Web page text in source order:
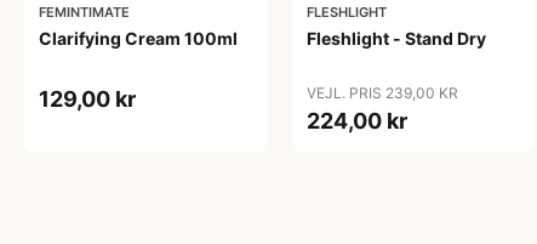
FEMINTIMATE
Clarifying Cream 100ml
129,00 kr
FLESHLIGHT
Fleshlight - Stand Dry
VEJL. PRIS 239,00 KR
224,00 kr